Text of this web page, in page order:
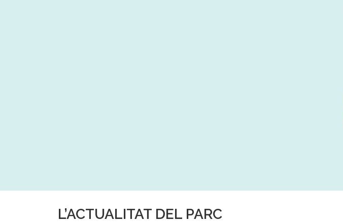
L’ACTUALITAT DEL PARC